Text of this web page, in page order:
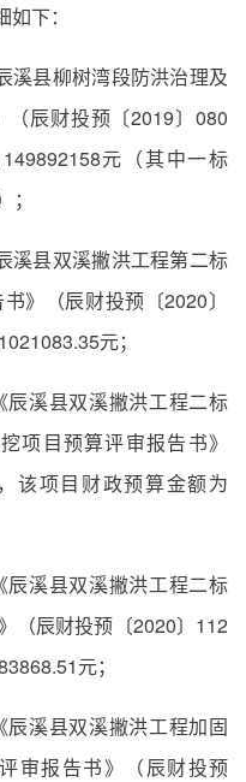
下：
溪县柳树湾段防洪治理及
辰财投预〔2019〕080
元（其中一标
溪县双溪撇洪工程第二标
》（辰财投预〔2020〕
元；
溪县双溪撇洪工程二标
项目预算评审报告书》
该项目财政预算金额为
溪县双溪撇洪工程二标
（辰财投预〔2020〕112
元；
溪县双溪撇洪工程加固
审报告书》（辰财投预